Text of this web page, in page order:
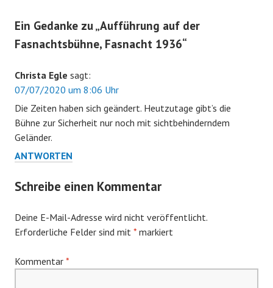
Ein Gedanke zu „Aufführung auf der
Fasnachtsbühne, Fasnacht 1936“
Christa Egle sagt:
07/07/2020 um 8:06 Uhr
Die Zeiten haben sich geändert. Heutzutage gibt’s die
Bühne zur Sicherheit nur noch mit sichtbehinderndem
Geländer.
ANTWORTEN
Schreibe einen Kommentar
Deine E-Mail-Adresse wird nicht veröffentlicht.
Erforderliche Felder sind mit * markiert
Kommentar *